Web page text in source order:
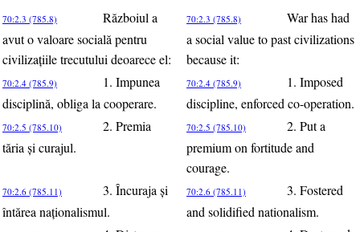
70:2.3 (785.8)
Războiul a
avut o valoare socială pentru
civilizaţiile trecutului deoarece el:
70:2.3 (785.8)
War has had
a social value to past civilizations
because it:
70:2.4 (785.9)
1. Impunea
disciplină, obliga la cooperare.
70:2.4 (785.9)
1. Imposed
discipline, enforced co-operation.
70:2.5 (785.10)
2. Premia
tăria şi curajul.
70:2.5 (785.10)
2. Put a
premium on fortitude and
courage.
70:2.6 (785.11)
3. Încuraja şi
întărea naţionalismul.
70:2.6 (785.11)
3. Fostered
and solidified nationalism.